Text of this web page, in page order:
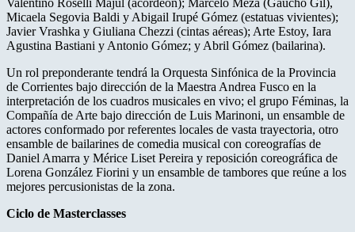
Micaela Segovia Baldi y Abigail Irupé Gómez (estatuas vivientes);
Javier Vrashka y Giuliana Chezzi (cintas aéreas); Arte Estoy, Iara
Agustina Bastiani y Antonio Gómez; y Abril Gómez (bailarina).
Un rol preponderante tendrá la Orquesta Sinfónica de la Provincia
de Corrientes bajo dirección de la Maestra Andrea Fusco en la
interpretación de los cuadros musicales en vivo; el grupo Féminas, la
Compañía de Arte bajo dirección de Luis Marinoni, un ensamble de
actores conformado por referentes locales de vasta trayectoria, otro
ensamble de bailarines de comedia musical con coreografías de
Daniel Amarra y Mérice Liset Pereira y reposición coreográfica de
Lorena González Fiorini y un ensamble de tambores que reúne a los
mejores percusionistas de la zona.
Ciclo de Masterclasses